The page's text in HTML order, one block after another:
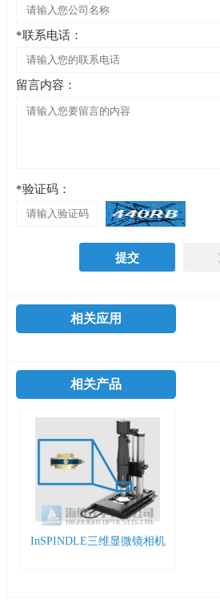
*联系电话：
留言内容：
*验证码：
相关应用
相关产品
InSPINDLE三维显微镜相机